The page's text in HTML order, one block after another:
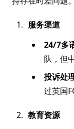
服务渠道
24/7多
队，但
投诉处
过英国
教育资源